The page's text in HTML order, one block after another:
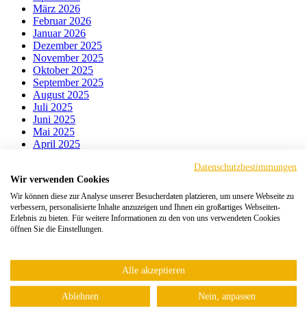
März 2026
Februar 2026
Januar 2026
Dezember 2025
November 2025
Oktober 2025
September 2025
August 2025
Juli 2025
Juni 2025
Mai 2025
April 2025
Januar 2025
Dezember 2024
November 2024
Oktober 2024
September 2024
Mai 2024
April 2024
März 2024
Datenschutzbestimmungen
Wir verwenden Cookies
Wir können diese zur Analyse unserer Besucherdaten platzieren, um unsere Webseite zu
verbessern, personalisierte Inhalte anzuzeigen und Ihnen ein großartiges Webseiten-
Erlebnis zu bieten. Für weitere Informationen zu den von uns verwendeten Cookies
öffnen Sie die Einstellungen.
Alle akzeptieren
Ablehnen Nein, anpassen